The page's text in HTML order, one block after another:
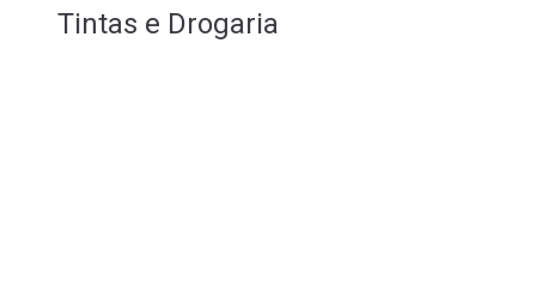
Tintas e Drogaria